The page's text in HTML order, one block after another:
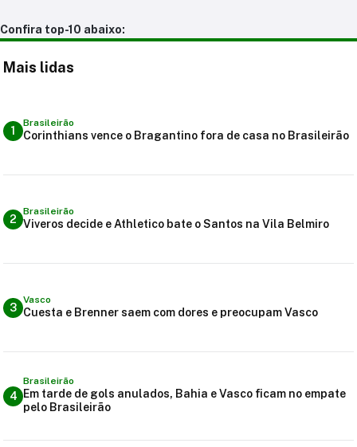
Confira top-10 abaixo:
Mais lidas
1
Brasileirão
Corinthians vence o Bragantino fora de casa no Brasileirão
2
Brasileirão
Viveros decide e Athletico bate o Santos na Vila Belmiro
3
Vasco
Cuesta e Brenner saem com dores e preocupam Vasco
4
Brasileirão
Em tarde de gols anulados, Bahia e Vasco ficam no empate
pelo Brasileirão